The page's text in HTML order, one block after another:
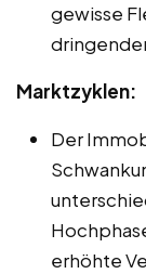
gewisse
Marktzyklen:
Der
erhöhte